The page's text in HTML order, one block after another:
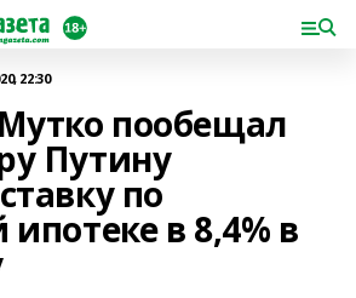
22:30
пообещал
Путину
по
в 8,4% в